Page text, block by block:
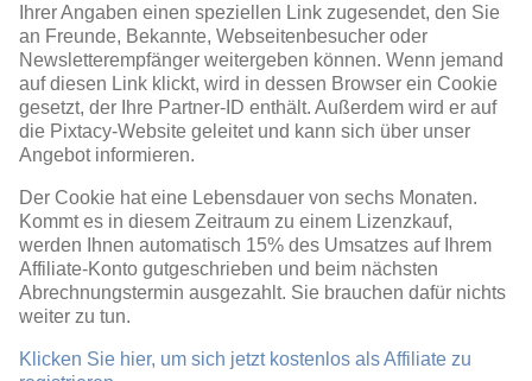
Ihrer Angaben einen speziellen Link zugesendet, den Sie
an Freunde, Bekannte, Webseitenbesucher oder
Newsletterempfänger weitergeben können. Wenn jemand
auf diesen Link klickt, wird in dessen Browser ein Cookie
gesetzt, der Ihre Partner-ID enthält. Außerdem wird er auf
die Pixtacy-Website geleitet und kann sich über unser
Angebot informieren.
Der Cookie hat eine Lebensdauer von sechs Monaten.
Kommt es in diesem Zeitraum zu einem Lizenzkauf,
werden Ihnen automatisch 15% des Umsatzes auf Ihrem
Affiliate-Konto gutgeschrieben und beim nächsten
Abrechnungstermin ausgezahlt. Sie brauchen dafür nichts
weiter zu tun.
Klicken Sie hier, um sich jetzt kostenlos als Affiliate zu